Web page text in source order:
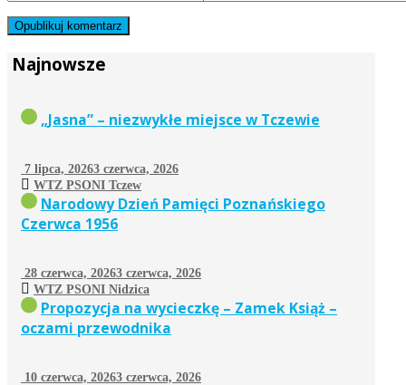
Najnowsze
„Jasna” – niezwykłe miejsce w Tczewie
7 lipca, 20263 czerwca, 2026
WTZ PSONI Tczew
Narodowy Dzień Pamięci Poznańskiego
Czerwca 1956
28 czerwca, 20263 czerwca, 2026
WTZ PSONI Nidzica
Propozycja na wycieczkę – Zamek Książ –
oczami przewodnika
10 czerwca, 20263 czerwca, 2026